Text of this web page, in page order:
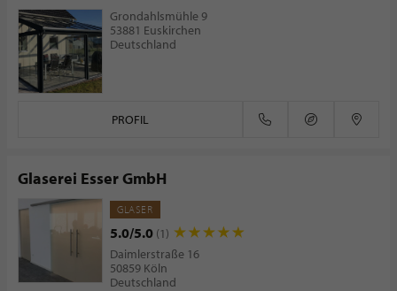
Grondahlsmühle 9
53881 Euskirchen
Deutschland
PROFIL
Glaserei Esser GmbH
GLASER
5.0/5.0 (1)
Daimlerstraße 16
50859 Köln
Deutschland